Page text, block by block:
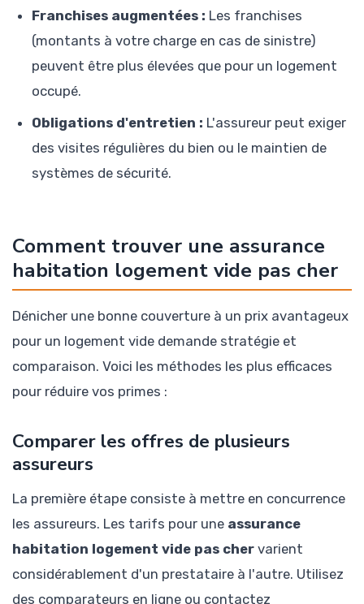
Franchises augmentées : Les franchises
(montants à votre charge en cas de sinistre)
peuvent être plus élevées que pour un logement
occupé.
Obligations d'entretien : L'assureur peut exiger
des visites régulières du bien ou le maintien de
systèmes de sécurité.
Comment trouver une assurance
habitation logement vide pas cher
Dénicher une bonne couverture à un prix avantageux
pour un logement vide demande stratégie et
comparaison. Voici les méthodes les plus efficaces
pour réduire vos primes :
Comparer les offres de plusieurs
assureurs
La première étape consiste à mettre en concurrence
les assureurs. Les tarifs pour une assurance
habitation logement vide pas cher varient
considérablement d'un prestataire à l'autre. Utilisez
des comparateurs en ligne ou contactez